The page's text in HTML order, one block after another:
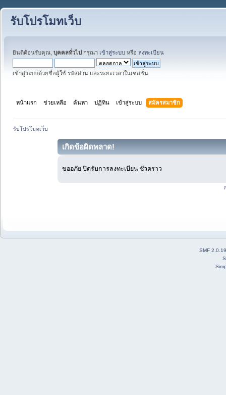
รับโปรโมทเว็บ
ยินดีต้อนรับคุณ, บุคคลทั่วไป กรุณา เข้าสู่ระบบ หรือ ลงทะเบียน
เข้าสู่ระบบด้วยชื่อผู้ใช้ รหัสผ่าน และระยะเวลาในเซสชั่น
หน้าแรก ช่วยเหลือ ค้นหา ปฏิทิน เข้าสู่ระบบ สมัครสมาชิก
รับโปรโมทเว็บ
เกิดข้อผิดพลาด!
ขออภัย ปิดรับการลงทะเบียน ชั่วคราว
SMF 2.0.19